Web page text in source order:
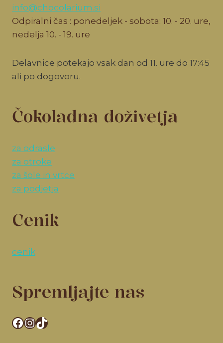
info@chocolarium.si
Odpiralni čas : ponedeljek - sobota: 10. - 20. ure,
nedelja 10. - 19. ure
Delavnice potekajo vsak dan od 11. ure do 17:45
ali po dogovoru.
Čokoladna doživetja
za odrasle
za otroke
za šole in vrtce
za podjetja
Cenik
cenik
Spremljajte nas
Facebook
Instagram
TikTok